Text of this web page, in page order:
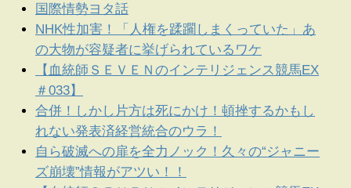
国際情勢ヨタ話
NHK性加害！「人権を蹂躙しまくっていた」あ
の大物が容疑者に挙げられているワケ
【血統師ＳＥＶＥＮのインテリジェンス競馬EX
＃033】
合併！しかし片方は死にかけ！頓挫するかもし
れない発表済経営統合のウラ！
自ら破滅への扉を全力ノック！久々の“ジャニー
ズ崩壊”情報がアツい！！